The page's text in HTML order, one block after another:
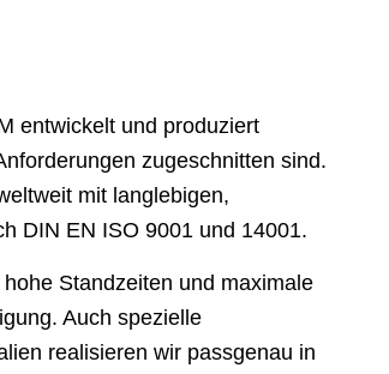
entwickelt und produziert
zugeschnitten sind.
mit langlebigen,
DIN EN ISO 9001 und 14001.
Standzeiten und maximale
Auch spezielle
realisieren wir passgenau in